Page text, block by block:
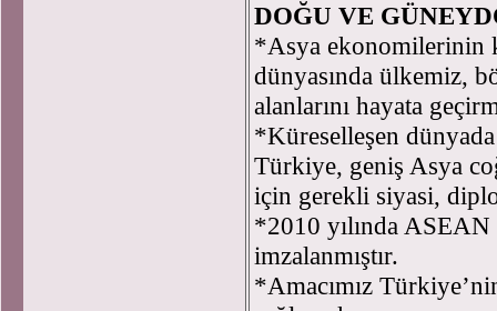
DOĞU VE
*Asya ekonomilerinin
dünyasında ülkemiz,
alanlarını hayata
*Küreselleşen
Türkiye, geniş Asya
için gerekli siyasi,
*2010 yılında
imzalanmıştır.
*Amacımız